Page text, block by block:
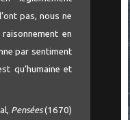
pas, nous ne
en
par sentiment
qu’humaine et
Pensées(1670)